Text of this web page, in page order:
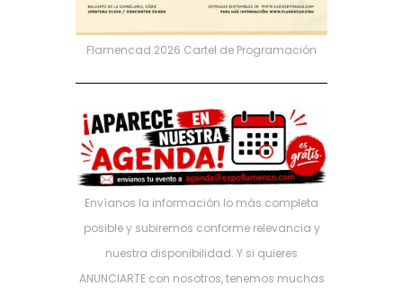
Flamencad 2026 Cartel de Programación
Envíanos la información lo más completa
posible y subiremos conforme relevancia y
nuestra disponibilidad. Y si quieres
ANUNCIARTE con nosotros, tenemos muchas